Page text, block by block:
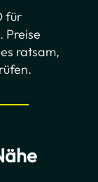
für
Preise
ratsam,